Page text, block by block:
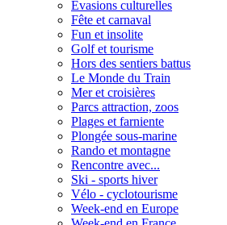
Evasions culturelles
Fête et carnaval
Fun et insolite
Golf et tourisme
Hors des sentiers battus
Le Monde du Train
Mer et croisières
Parcs attraction, zoos
Plages et farniente
Plongée sous-marine
Rando et montagne
Rencontre avec...
Ski - sports hiver
Vélo - cyclotourisme
Week-end en Europe